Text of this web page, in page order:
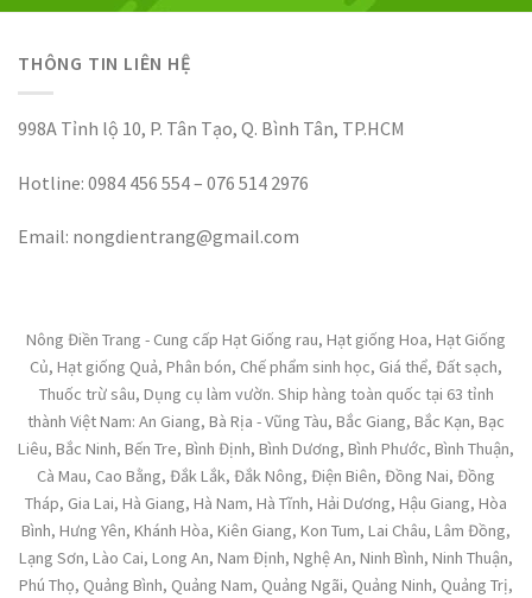
THÔNG TIN LIÊN HỆ
998A Tỉnh lộ 10, P. Tân Tạo, Q. Bình Tân, TP.HCM
Hotline: 0984 456 554 – 076 514 2976
Email: nongdientrang@gmail.com
Nông Điền Trang - Cung cấp Hạt Giống rau, Hạt giống Hoa, Hạt Giống
Củ, Hạt giống Quả, Phân bón, Chế phẩm sinh học, Giá thể, Đất sạch,
Thuốc trừ sâu, Dụng cụ làm vườn. Ship hàng toàn quốc tại 63 tỉnh
thành Việt Nam: An Giang, Bà Rịa - Vũng Tàu, Bắc Giang, Bắc Kạn, Bạc
Liêu, Bắc Ninh, Bến Tre, Bình Định, Bình Dương, Bình Phước, Bình Thuận,
Cà Mau, Cao Bằng, Đắk Lắk, Đắk Nông, Điện Biên, Đồng Nai, Đồng
Tháp, Gia Lai, Hà Giang, Hà Nam, Hà Tĩnh, Hải Dương, Hậu Giang, Hòa
Bình, Hưng Yên, Khánh Hòa, Kiên Giang, Kon Tum, Lai Châu, Lâm Đồng,
Lạng Sơn, Lào Cai, Long An, Nam Định, Nghệ An, Ninh Bình, Ninh Thuận,
Phú Thọ, Quảng Bình, Quảng Nam, Quảng Ngãi, Quảng Ninh, Quảng Trị,